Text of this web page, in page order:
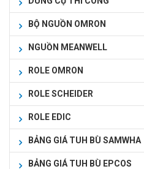
BỘ NGUỒN OMRON
NGUỒN MEANWELL
ROLE OMRON
ROLE SCHEIDER
ROLE EDIC
BẢNG GIÁ TUH BÙ SAMWHA
BẢNG GIÁ TUH BÙ EPCOS